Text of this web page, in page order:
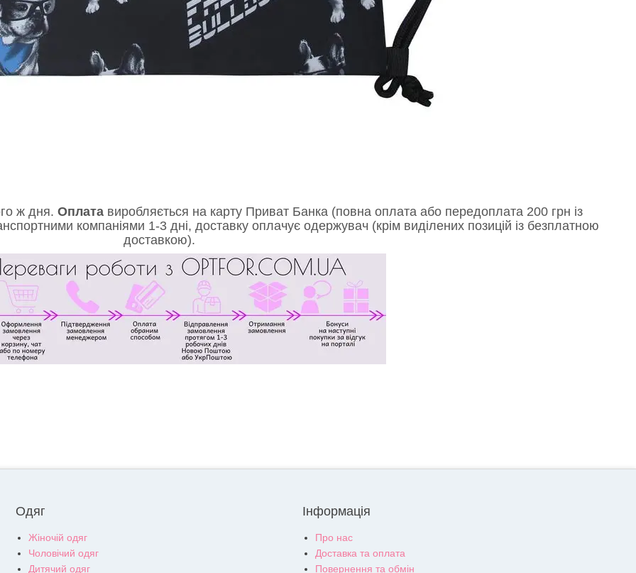
ж дня. Оплата виробляється на карту Приват Банка (повна оплата або передоплата 200 грн із
компаніями 1-3 дні, доставку оплачує одержувач (крім виділених позицій із безплатною
доставкою).
Одяг
Жіночій одяг
Чоловічий одяг
Дитячий одяг
Інформація
Про нас
Доставка та оплата
Повернення та обмін